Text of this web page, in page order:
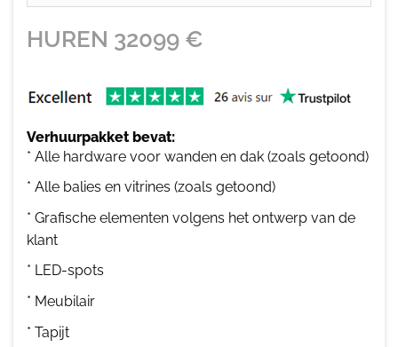
HUREN 32099 €
Verhuurpakket bevat:
* Alle hardware voor wanden en dak (zoals getoond)
* Alle balies en vitrines (zoals getoond)
* Grafische elementen volgens het ontwerp van de
klant
* LED-spots
* Meubilair
* Tapijt